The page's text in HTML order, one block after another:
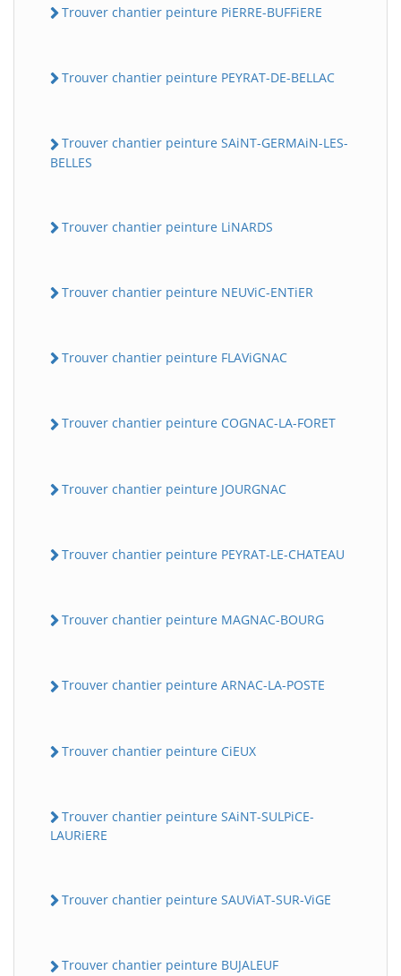
Trouver chantier peinture PiERRE-BUFFiERE
Trouver chantier peinture PEYRAT-DE-BELLAC
Trouver chantier peinture SAiNT-GERMAiN-LES-
BELLES
Trouver chantier peinture LiNARDS
Trouver chantier peinture NEUViC-ENTiER
Trouver chantier peinture FLAViGNAC
Trouver chantier peinture COGNAC-LA-FORET
Trouver chantier peinture JOURGNAC
Trouver chantier peinture PEYRAT-LE-CHATEAU
Trouver chantier peinture MAGNAC-BOURG
Trouver chantier peinture ARNAC-LA-POSTE
Trouver chantier peinture CiEUX
Trouver chantier peinture SAiNT-SULPiCE-
LAURiERE
Trouver chantier peinture SAUViAT-SUR-ViGE
Trouver chantier peinture BUJALEUF